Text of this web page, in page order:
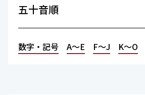
五十音順
数字・記号 A～E F～J K～O